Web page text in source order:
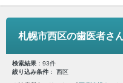
札幌市西区の歯医者さ
検索結果 ：93件
絞り込み条件 ： 西区